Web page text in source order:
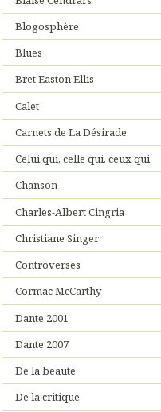
Blogosphère
Blues
Bret Easton Ellis
Calet
Carnets de La Désirade
Celui qui, celle qui, ceux qui
Chanson
Charles-Albert Cingria
Christiane Singer
Controverses
Cormac McCarthy
Dante 2001
Dante 2007
De la beauté
De la critique